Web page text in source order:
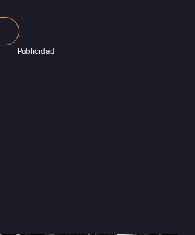
montaje dinámico, música
de las convenciones. Tal es el
(‘In the Mood for Love’), una
Publicidad